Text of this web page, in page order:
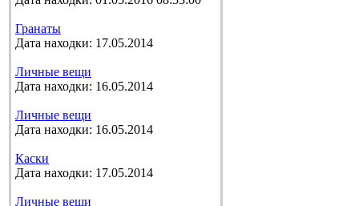
Гранаты
Дата находки: 17.05.2014
Личные вещи
Дата находки: 16.05.2014
Личные вещи
Дата находки: 16.05.2014
Каски
Дата находки: 17.05.2014
Личные вещи